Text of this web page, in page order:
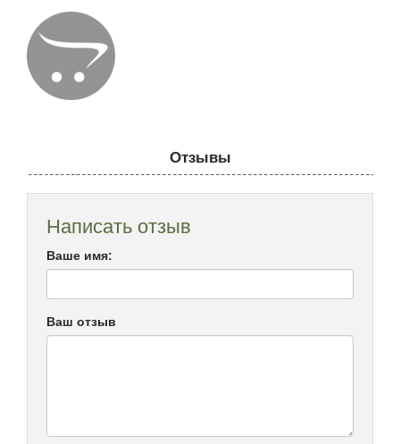
Отзывы
Написать отзыв
Ваше имя:
Ваш отзыв